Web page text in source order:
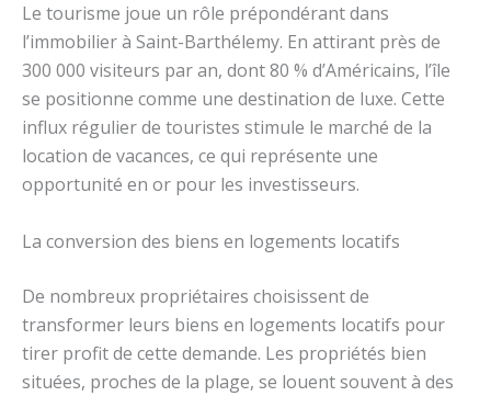
Le tourisme joue un rôle prépondérant dans
l’immobilier à Saint-Barthélemy. En attirant près de
300 000 visiteurs par an, dont 80 % d’Américains, l’île
se positionne comme une destination de luxe. Cette
influx régulier de touristes stimule le marché de la
location de vacances, ce qui représente une
opportunité en or pour les investisseurs.
La conversion des biens en logements locatifs
De nombreux propriétaires choisissent de
transformer leurs biens en logements locatifs pour
tirer profit de cette demande. Les propriétés bien
situées, proches de la plage, se louent souvent à des